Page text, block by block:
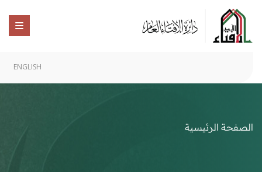
ENGLISH
الصفحة الرئيسية